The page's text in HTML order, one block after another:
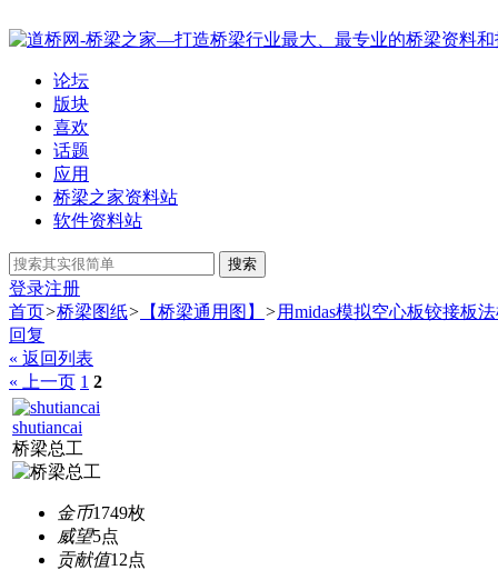
论坛
版块
喜欢
话题
应用
桥梁之家资料站
软件资料站
搜索
登录注册
首页>桥梁图纸> 【桥梁通用图】 >用midas模拟空心板铰接板
回复
« 返回列表
« 上一页 1 2
shutiancai
桥梁总工
金币1749枚
威望5点
贡献值12点